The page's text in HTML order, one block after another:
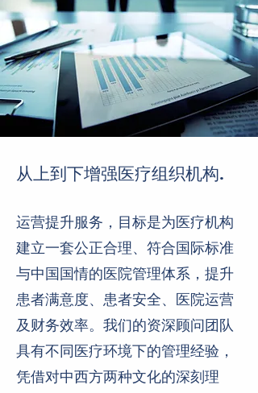
从上到下增强医疗组织机构.
运营提升服务，目标是为医疗机构
建立一套公正合理、符合国际标准
与中国国情的医院管理体系，提升
患者满意度、患者安全、医院运营
及财务效率。我们的资深顾问团队
具有不同医疗环境下的管理经验，
凭借对中西方两种文化的深刻理